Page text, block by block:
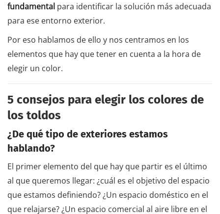
fundamental para identificar la solución más adecuada
para ese entorno exterior.
Por eso hablamos de ello y nos centramos en los
elementos que hay que tener en cuenta a la hora de
elegir un color.
5 consejos para elegir los colores de
los toldos
¿De qué tipo de exteriores estamos
hablando?
El primer elemento del que hay que partir es el último
al que queremos llegar: ¿cuál es el objetivo del espacio
que estamos definiendo? ¿Un espacio doméstico en el
que relajarse? ¿Un espacio comercial al aire libre en el